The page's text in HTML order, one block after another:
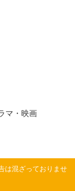
マ・映画
は混ざっておりませ